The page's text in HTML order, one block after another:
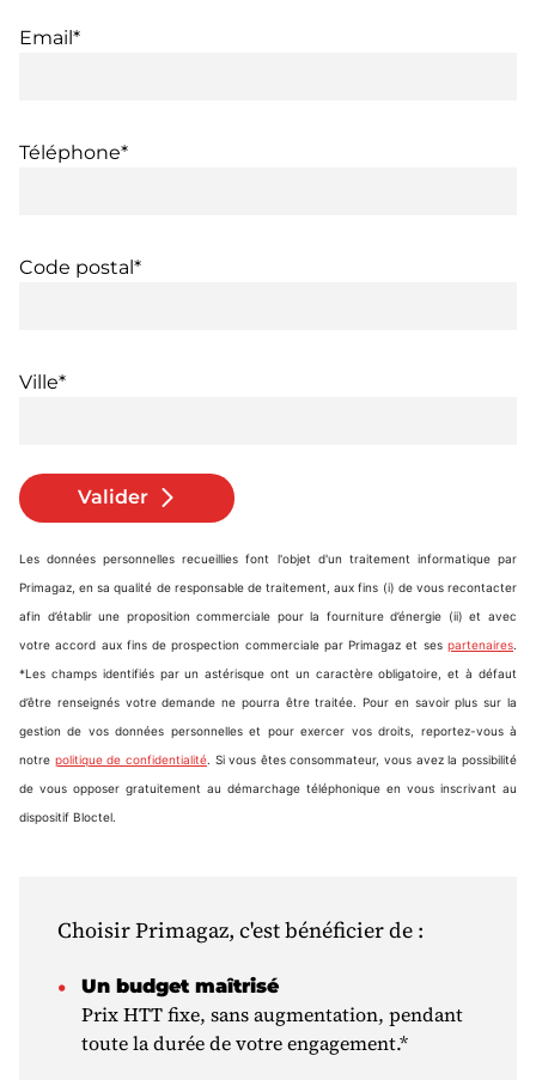
Email*
Téléphone*
Code postal*
Ville*
Valider
Les données personnelles recueillies font l'objet d'un traitement informatique par
Primagaz, en sa qualité de responsable de traitement, aux fins (i) de vous recontacter
afin d’établir une proposition commerciale pour la fourniture d’énergie (ii) et avec
votre accord aux fins de prospection commerciale par Primagaz et ses partenaires.
*Les champs identifiés par un astérisque ont un caractère obligatoire, et à défaut
d’être renseignés votre demande ne pourra être traitée. Pour en savoir plus sur la
gestion de vos données personnelles et pour exercer vos droits, reportez-vous à
notre politique de confidentialité. Si vous êtes consommateur, vous avez la possibilité
de vous opposer gratuitement au démarchage téléphonique en vous inscrivant au
dispositif Bloctel.
Choisir Primagaz, c'est bénéficier de :
Un budget maîtrisé
Prix HTT fixe, sans augmentation, pendant
toute la durée de votre engagement.*